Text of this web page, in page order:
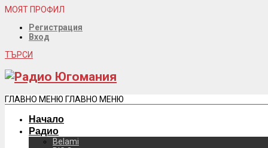
МОЯТ ПРОФИЛ
Регистрация
Вход
ТЪРСИ
ГЛАВНО МЕНЮ ГЛАВНО МЕНЮ
Начало
Радио
Belami